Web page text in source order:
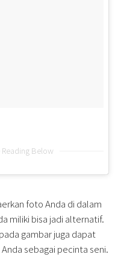
Below
foto Anda di dalam
miliki bisa jadi alternatif.
gambar juga dapat
sebagai pecinta seni.